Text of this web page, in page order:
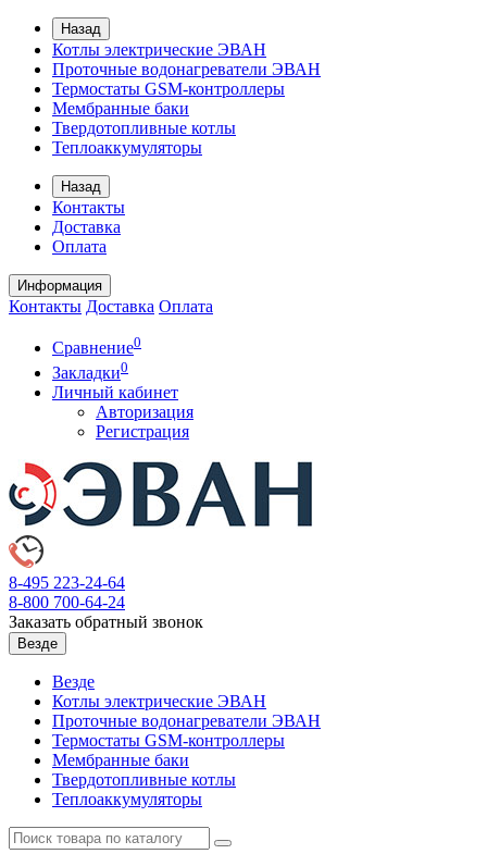
Назад
Котлы электрические ЭВАН
Проточные водонагреватели ЭВАН
Термостаты GSM-контроллеры
Мембранные баки
Твердотопливные котлы
Теплоаккумуляторы
Назад
Контакты
Доставка
Оплата
Информация
Контакты Доставка Оплата
Сравнение0
Закладки0
Личный кабинет
Авторизация
Регистрация
8-495 223-24-64
8-800 700-64-24
Заказать обратный звонок
Везде
Везде
Котлы электрические ЭВАН
Проточные водонагреватели ЭВАН
Термостаты GSM-контроллеры
Мембранные баки
Твердотопливные котлы
Теплоаккумуляторы